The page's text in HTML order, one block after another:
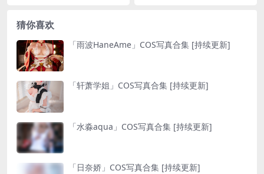
猜你喜欢
「雨波HaneAme」COS写真合集 [持续更新]
「轩萧学姐」COS写真合集 [持续更新]
「水淼aqua」COS写真合集 [持续更新]
「日奈娇」COS写真合集 [持续更新]